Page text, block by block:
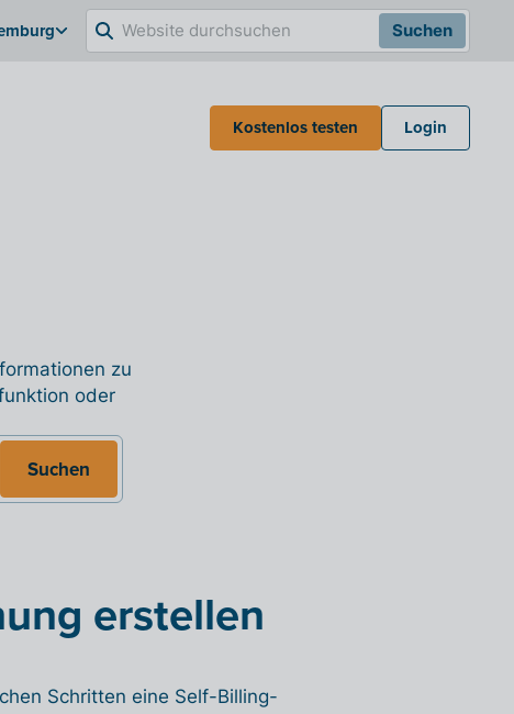
Suchen
Kostenlos testen Login
zu
oder
Suchen
erstellen
Schritten eine Self-Billing-